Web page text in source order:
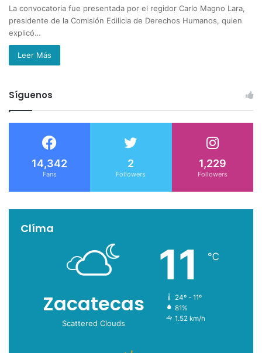
La convocatoria fue presentada por el regidor Carlo Magno Lara,
presidente de la Comisión Edilicia de Derechos Humanos, quien
explicó…
Leer Más
Síguenos
14,342
Fans
2
Followers
1,229
Followers
Clíma
Zacatecas
Scattered Clouds
11 ℃
24º - 11º
81%
1.52 km/h